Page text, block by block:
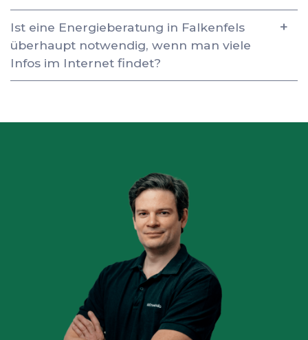
Ist eine Energieberatung in Falkenfels
überhaupt notwendig, wenn man viele
Infos im Internet findet?